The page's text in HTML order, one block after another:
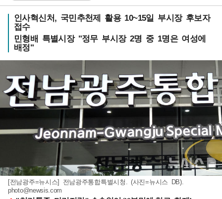
인사혁신처, 국민추천제 활용 10~15일 부시장 후보자
접수
민형배 특별시장 "정무 부시장 2명 중 1명은 여성에
배정"
[전남광주=뉴시스] 전남광주통합특별시청. (사진=뉴시스 DB).
photo@newsis.com